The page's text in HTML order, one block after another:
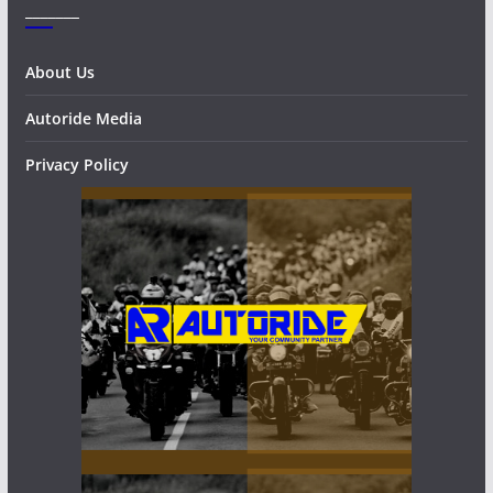
About Us
Autoride Media
Privacy Policy